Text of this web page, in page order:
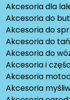
Akcesoria dla
Akcesoria do
Akcesoria do
Akcesoria do
Akcesoria do
Akcesoria i
Akcesoria
Akcesoria